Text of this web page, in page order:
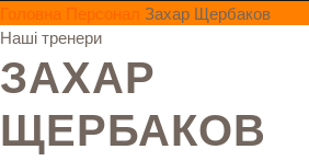
Головна Персонал Захар Щербаков
Наші тренери
ЗАХАР
ЩЕРБАКОВ